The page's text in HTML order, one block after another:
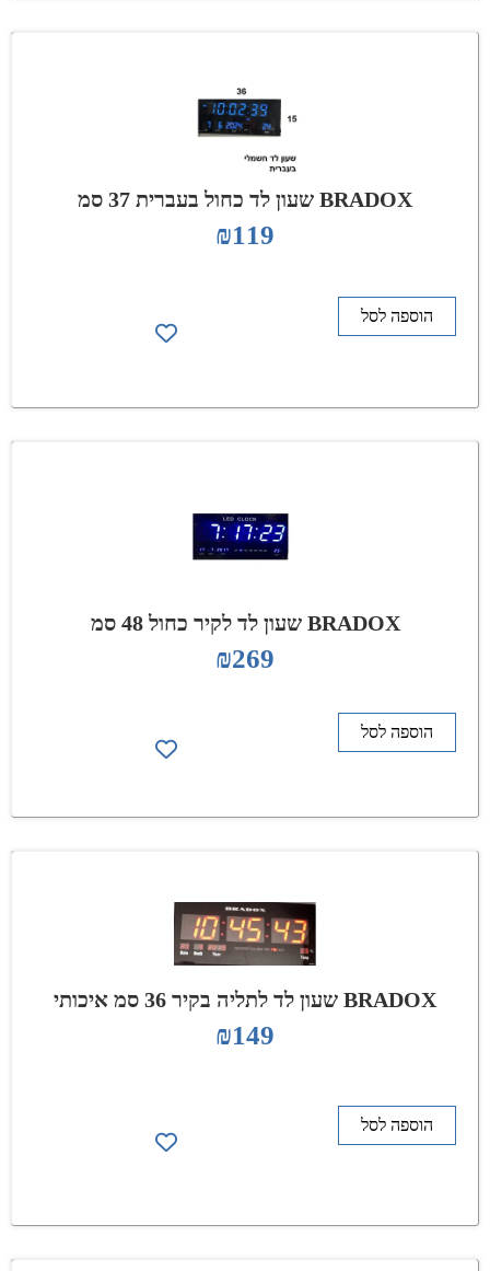
BRADOX שעון לד כחול בעברית 37 סמ
₪119
הוספה לסל
BRADOX שעון לד לקיר כחול 48 סמ
₪269
הוספה לסל
BRADOX שעון לד לתליה בקיר 36 סמ איכותי
₪149
הוספה לסל